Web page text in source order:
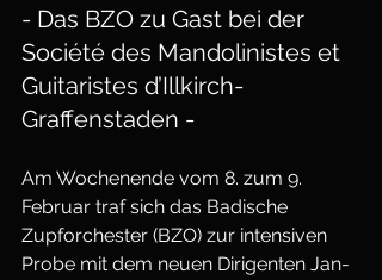
- Das BZO zu Gast bei der
Société des Mandolinistes et
Guitaristes d’Illkirch-
Graffenstaden -
Am Wochenende vom 8. zum 9.
Februar traf sich das Badische
Zupforchester (BZO) zur intensiven
Probe mit dem neuen Dirigenten Jan-